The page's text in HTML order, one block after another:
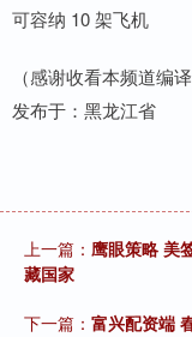
可容纳 10 架飞机
（感谢收看本频道编
发布于：黑龙江省
上一篇： 鹰眼策略 美
藏国家
下一篇： 富兴配资端